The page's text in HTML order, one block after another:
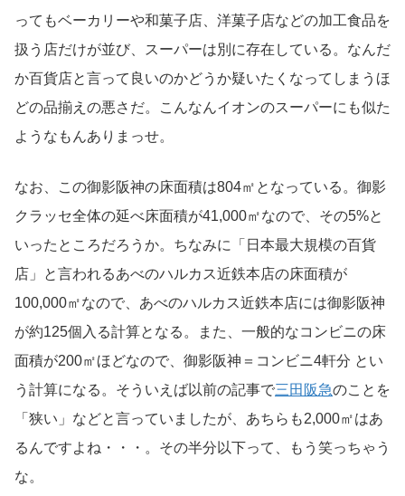
ってもベーカリーや和菓子店、洋菓子店などの加工食品を
扱う店だけが並び、スーパーは別に存在している。なんだ
か百貨店と言って良いのかどうか疑いたくなってしまうほ
どの品揃えの悪さだ。こんなんイオンのスーパーにも似た
ようなもんありまっせ。
なお、この御影阪神の床面積は804㎡となっている。御影
クラッセ全体の延べ床面積が41,000㎡なので、その5%と
いったところだろうか。ちなみに「日本最大規模の百貨
店」と言われるあべのハルカス近鉄本店の床面積が
100,000㎡なので、あべのハルカス近鉄本店には御影阪神
が約125個入る計算となる。また、一般的なコンビニの床
面積が200㎡ほどなので、御影阪神＝コンビニ4軒分 とい
う計算になる。そういえば以前の記事で三田阪急のことを
「狭い」などと言っていましたが、あちらも2,000㎡はあ
るんですよね・・・。その半分以下って、もう笑っちゃう
な。